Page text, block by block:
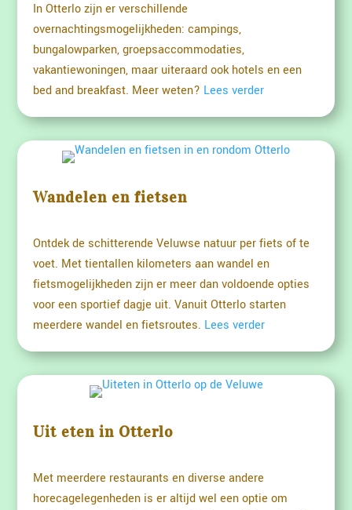
In Otterlo zijn er verschillende
overnachtingsmogelijkheden: campings,
bungalowparken, groepsaccommodaties,
vakantiewoningen, maar uiteraard ook hotels en een
bed and breakfast. Meer weten? Lees verder
Wandelen en fietsen
Ontdek de schitterende Veluwse natuur per fiets of te
voet. Met tientallen kilometers aan wandel en
fietsmogelijkheden zijn er meer dan voldoende opties
voor een sportief dagje uit. Vanuit Otterlo starten
meerdere wandel en fietsroutes. Lees verder
Uit eten in Otterlo
Met meerdere restaurants en diverse andere
horecagelegenheden is er altijd wel een optie om